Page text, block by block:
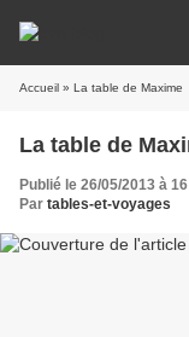
Accueil » La table de Maxime
La table de
Publié le 26/05/2013 à
Par tables-et-voyages